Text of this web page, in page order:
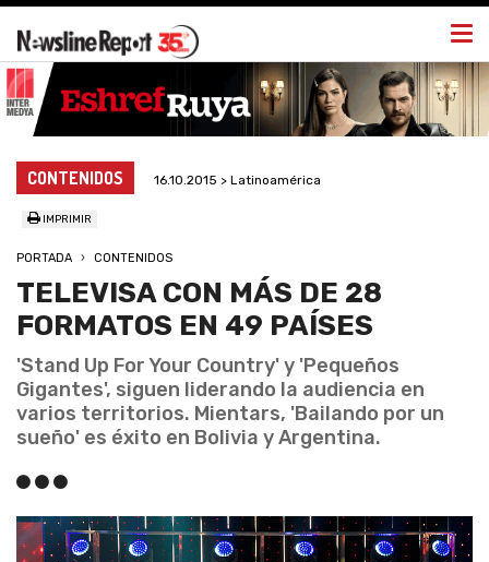
CONTENIDOS 16.10.2015 > Latinoamérica
IMPRIMIR
PORTADA CONTENIDOS
TELEVISA CON MÁS DE 28
FORMATOS EN 49 PAÍSES
'Stand Up For Your Country' y 'Pequeños
Gigantes', siguen liderando la audiencia en
varios territorios. Mientars, 'Bailando por un
sueño' es éxito en Bolivia y Argentina.